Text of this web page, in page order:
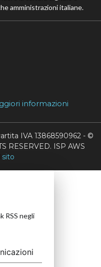
amministrazioni italiane.
informazioni
IVA 13868590962 - ©
RESERVED. ISP AWS
sito
RSS negli